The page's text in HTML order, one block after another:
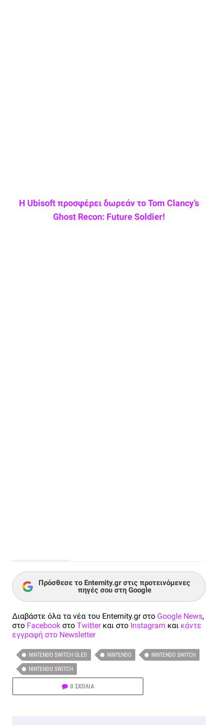
Η Ubisoft προσφέρει δωρεάν το Tom Clancy’s
Ghost Recon: Future Soldier!
Πρόσθεσε το Enternity.gr στις προτεινόμενες
πηγές σου στη Google
Διαβάστε όλα τα νέα του Enternity.gr στο Google News,
στο Facebook στο Twitterκαι στο Instagram και κάντε
εγγραφή στο Newsletter
NINTENDO SWITCH OLED NINTENDO NINTENDO SWITCH
NINTENDO SWITCH
0 ΣΧΟΛΙΑ